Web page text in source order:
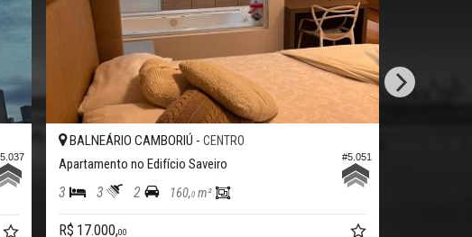
#5.051
BALNEÁRIO CAMBORIÚ -CENTRO
Apartamento no Edifício Saveiro
3 2 160, m²
R$ 17.000,00